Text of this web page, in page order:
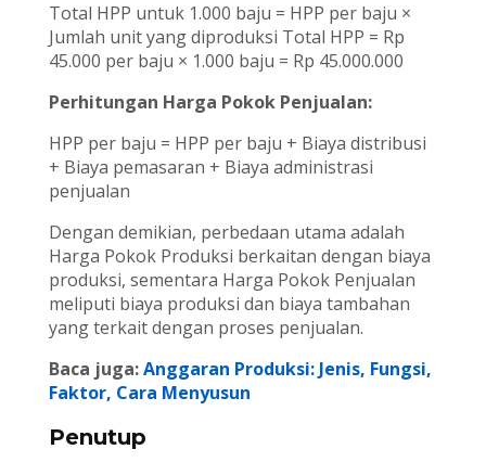
Total HPP untuk 1.000 baju = HPP per baju ×
Jumlah unit yang diproduksi Total HPP = Rp
45.000 per baju × 1.000 baju = Rp 45.000.000
Perhitungan Harga Pokok Penjualan:
HPP per baju = HPP per baju + Biaya distribusi
+ Biaya pemasaran + Biaya administrasi
penjualan
Dengan demikian, perbedaan utama adalah
Harga Pokok Produksi berkaitan dengan biaya
produksi, sementara Harga Pokok Penjualan
meliputi biaya produksi dan biaya tambahan
yang terkait dengan proses penjualan.
Baca juga:Anggaran Produksi: Jenis, Fungsi,
Faktor, Cara Menyusun
Penutup